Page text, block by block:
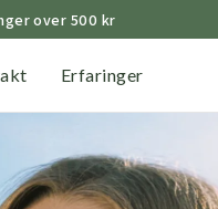
over 500 kr
Erfaringer